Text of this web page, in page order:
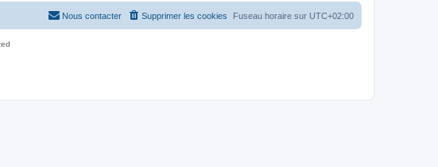
Fuseau horaire sur UTC+02:00
Supprimer les cookies
Nous contacter